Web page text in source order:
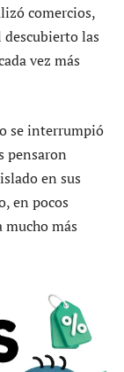
comercios,
las
vez más
se interrumpió
pensaron
en sus
en pocos
más